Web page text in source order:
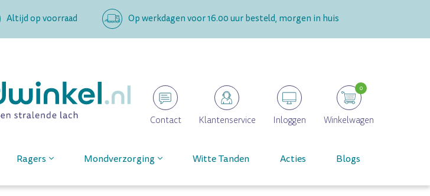
Altijd op voorraad Op werkdagen voor 16.00 uur besteld, morgen in huis
Contact Klantenservice Inloggen Winkelwagen
0
Ragers Mondverzorging Witte Tanden Acties Blogs